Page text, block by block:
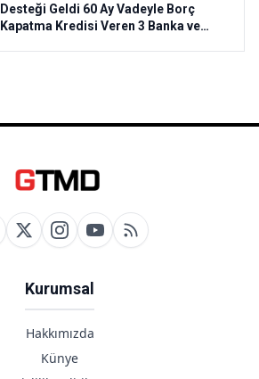
Desteği Geldi 60 Ay Vadeyle Borç
Kapatma Kredisi Veren 3 Banka ve
Kurumsal
Hakkımızda
Künye